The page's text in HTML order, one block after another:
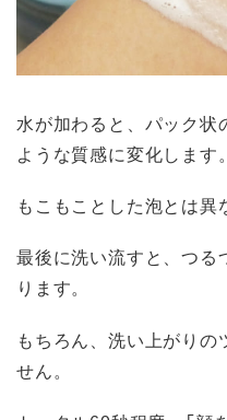
水が加わると、パック状
ような質感に変化します。
もこもことした泡とは異
最後に洗い流すと、つる
ります。
もちろん、洗い上がりの
せん。